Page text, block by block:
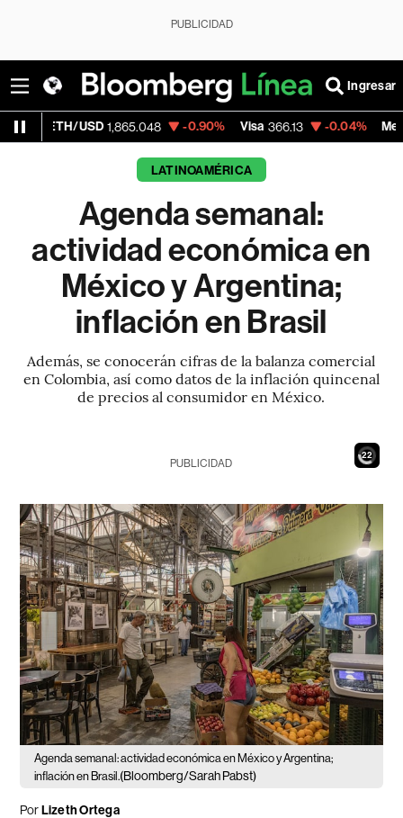
PUBLICIDAD
Ingresar
1,865.048 -0.90% Visa 366.13 -0.04% MercadoLibre
LATINOAMÉRICA
Agenda semanal:
actividad económica en
México y Argentina;
inflación en Brasil
Además, se conocerán cifras de la balanza comercial
en Colombia, así como datos de la inflación quincenal
de precios al consumidor en México.
20
PUBLICIDAD
Agenda semanal: actividad económica en México y Argentina;
inflación en Brasil.(Bloomberg/Sarah Pabst)
PorLizeth Ortega